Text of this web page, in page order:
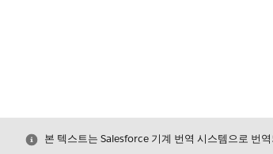
닫기본 텍스트는 Salesforce 기계 번역 시스템으로 번